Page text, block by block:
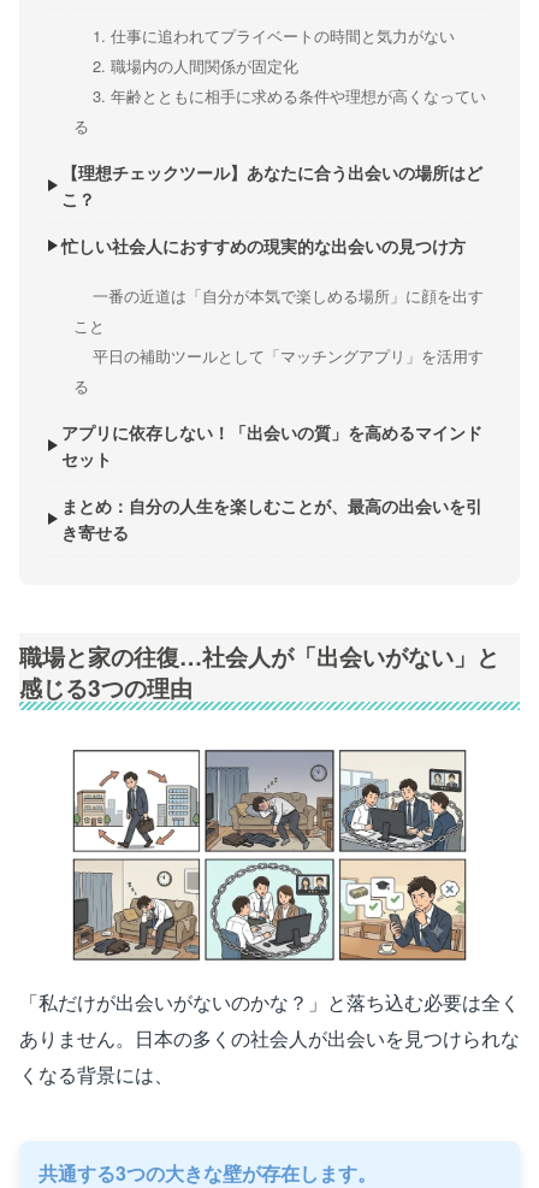
1. 仕事に追われてプライベートの時間と気力がない
2. 職場内の人間関係が固定化
3. 年齢とともに相手に求める条件や理想が高くなってい
る
【理想チェックツール】あなたに合う出会いの場所はど
こ？
忙しい社会人におすすめの現実的な出会いの見つけ方
一番の近道は「自分が本気で楽しめる場所」に顔を出す
こと
平日の補助ツールとして「マッチングアプリ」を活用す
る
アプリに依存しない！「出会いの質」を高めるマインド
セット
まとめ：自分の人生を楽しむことが、最高の出会いを引
き寄せる
職場と家の往復…社会人が「出会いがない」と
感じる3つの理由
「私だけが出会いがないのかな？」と落ち込む必要は全く
ありません。日本の多くの社会人が出会いを見つけられな
くなる背景には、
共通する3つの大きな壁が存在します。